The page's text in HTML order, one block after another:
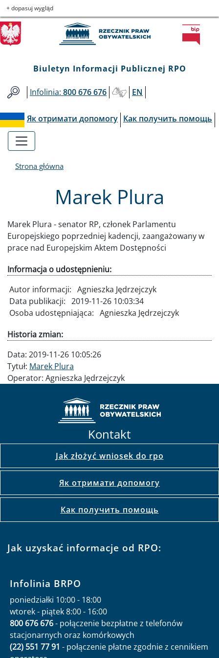
Przejdź
do
menu
głównego
Przejdź
do
treści
Przejdź
to
informacji
o
Przejdź
do
mapy
serwisu
Biuletyn
Informacji
Publicznej
RPO
+ dopasuj wygląd
Biuletyn Informacji Publicznej RPO
Infolinia: 800 676 676 EN
Як отримати допомогу Как получить помощь
Strona główna
Marek Plura
Marek Plura - senator RP, członek Parlamentu
Europejskiego poprzedniej kadencji, zaangażowany w
prace nad Europejskim Aktem Dostępności
Informacja o udostępnieniu:
Autor informacji: Agnieszka Jędrzejczyk
Data publikacji: 2019-11-26 10:03:34
Osoba udostępniająca: Agnieszka Jędrzejczyk
Historia zmian:
Data: 2019-11-26 10:05:26
Tytuł: Marek Plura
Operator: Agnieszka Jędrzejczyk
Kontakt
Jak złożyć wniosek do rpo
Як отримати допомогу
Как получить помощь
Jak uzyskać informacje od RPO:
Infolinia BRPO
poniedziałki 10:00 - 18:00
wtorek - piątek 8:00 - 16:00
800 676 676- połączenie bezpłatne z telefonów
stacjonarnych oraz komórkowych
(22) 551 77 91 - połączenie płatne zgodnie z cennikiem